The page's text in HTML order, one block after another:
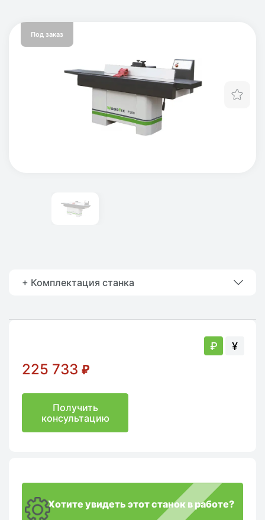
Под заказ
+ Комплектация станка
₽ ¥
225 733 ₽
Получить
консультацию
Хотите увидеть этот станок в работе?